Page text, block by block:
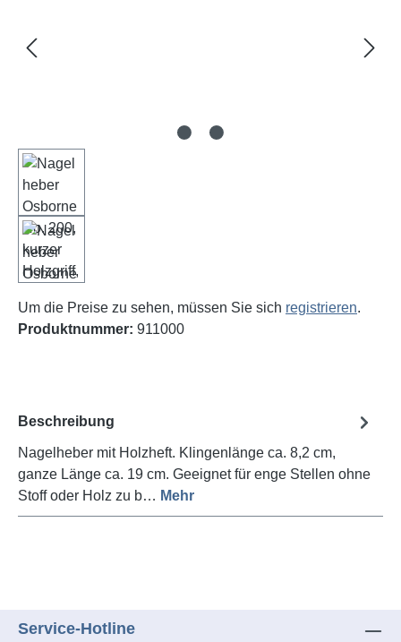
Um die Preise zu sehen, müssen Sie sich registrieren.
Produktnummer: 911000
Beschreibung
Nagelheber mit Holzheft. Klingenlänge ca. 8,2 cm,
ganze Länge ca. 19 cm. Geeignet für enge Stellen ohne
Stoff oder Holz zu b… Mehr
Service-Hotline